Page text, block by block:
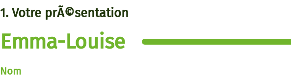
1. Votre prÃ©sentation
Emma-Louise
Nom